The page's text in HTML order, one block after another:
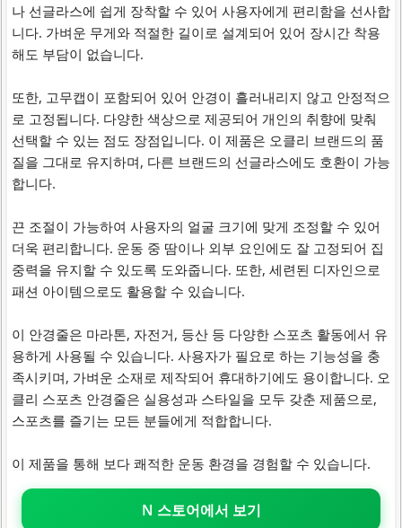
나 선글라스에 쉽게 장착할 수 있어 사용자에게 편리함을 선사합
니다. 가벼운 무게와 적절한 길이로 설계되어 있어 장시간 착용
해도 부담이 없습니다.
또한, 고무캡이 포함되어 있어 안경이 흘러내리지 않고 안정적으
로 고정됩니다. 다양한 색상으로 제공되어 개인의 취향에 맞춰
선택할 수 있는 점도 장점입니다. 이 제품은 오클리 브랜드의 품
질을 그대로 유지하며, 다른 브랜드의 선글라스에도 호환이 가능
합니다.
끈 조절이 가능하여 사용자의 얼굴 크기에 맞게 조정할 수 있어
더욱 편리합니다. 운동 중 땀이나 외부 요인에도 잘 고정되어 집
중력을 유지할 수 있도록 도와줍니다. 또한, 세련된 디자인으로
패션 아이템으로도 활용할 수 있습니다.
이 안경줄은 마라톤, 자전거, 등산 등 다양한 스포츠 활동에서 유
용하게 사용될 수 있습니다. 사용자가 필요로 하는 기능성을 충
족시키며, 가벼운 소재로 제작되어 휴대하기에도 용이합니다. 오
클리 스포츠 안경줄은 실용성과 스타일을 모두 갖춘 제품으로,
스포츠를 즐기는 모든 분들에게 적합합니다.
이 제품을 통해 보다 쾌적한 운동 환경을 경험할 수 있습니다.
N 스토어에서 보기